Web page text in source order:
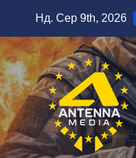
вмісту
Нд. Сер 9th, 2026